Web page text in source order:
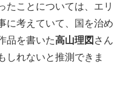
たことについては、エリ
に考えていて、国を治め
品を書いた高山理図 さん
しれないと推測できま